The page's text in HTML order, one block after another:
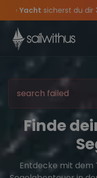
Skip to content
Sichere Dir jetzt Dein
keineTörn-
Closing Party 2026!
search failed
Finde
Entdecke mit dem